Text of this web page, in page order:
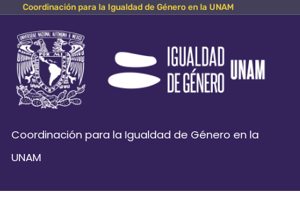
Skip
content
Coordinación para la Igualdad de Género en la UNAM
Coordinación para la Igualdad de Género en la
UNAM